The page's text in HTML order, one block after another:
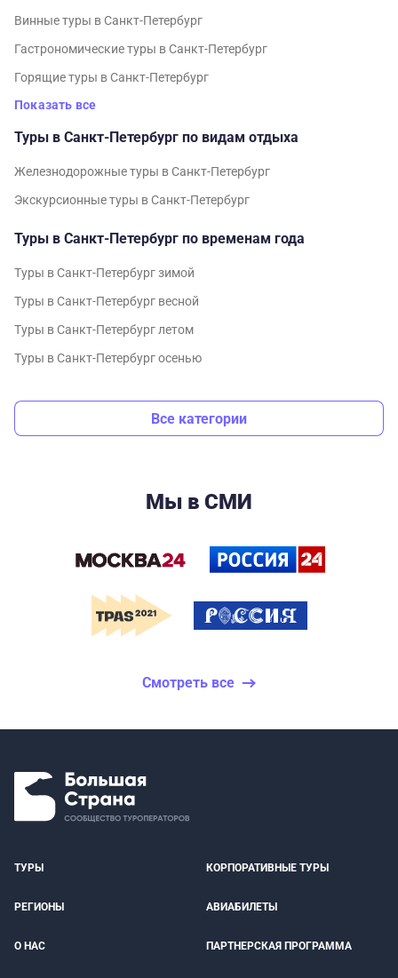
Винные туры в Санкт-Петербург
Гастрономические туры в Санкт-Петербург
Горящие туры в Санкт-Петербург
Показать все
Туры в Санкт-Петербург по видам отдыха
Железнодорожные туры в Санкт-Петербург
Экскурсионные туры в Санкт-Петербург
Туры в Санкт-Петербург по временам года
Туры в Санкт-Петербург зимой
Туры в Санкт-Петербург весной
Туры в Санкт-Петербург летом
Туры в Санкт-Петербург осенью
Все категории
Мы в СМИ
Смотреть все
ТУРЫ КОРПОРАТИВНЫЕ ТУРЫ
РЕГИОНЫ АВИАБИЛЕТЫ
О НАС ПАРТНЕРСКАЯ ПРОГРАММА